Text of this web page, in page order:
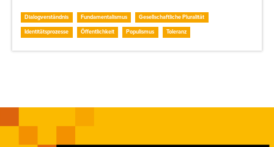
Dialogverständnis Fundamentalismus
Gesellschaftliche Pluralität
Identitätsprozesse
Öffentlichkeit Populismus Toleranz